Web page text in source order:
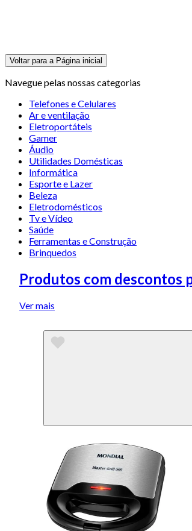
Voltar para a Página inicial
Navegue pelas nossas categorias
Telefones e Celulares
Ar e ventilação
Eletroportáteis
Gamer
Áudio
Utilidades Domésticas
Informática
Esporte e Lazer
Beleza
Eletrodomésticos
Tv e Vídeo
Saúde
Ferramentas e Construção
Brinquedos
Produtos com descontos
Ver mais